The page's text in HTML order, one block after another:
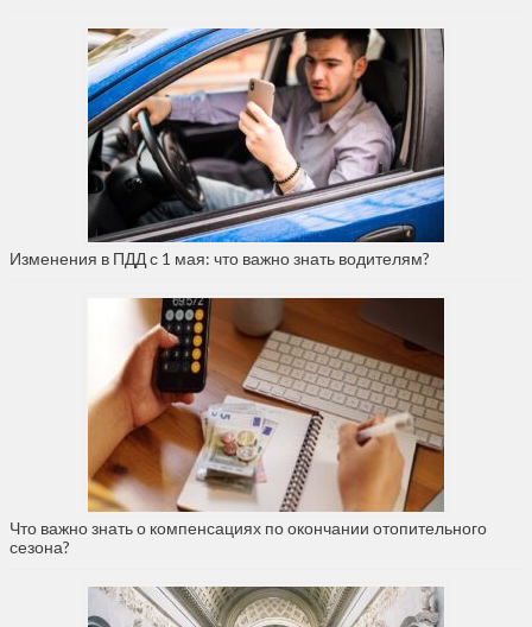
Изменения в ПДД с 1 мая: что важно знать водителям?
Что важно знать о компенсациях по окончании отопительного
сезона?